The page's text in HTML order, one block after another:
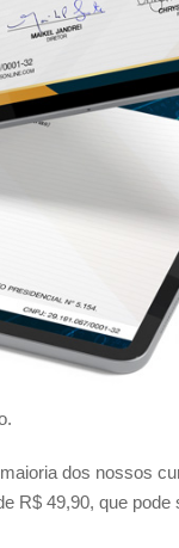
dos nossos
R$ 49,90, que pode